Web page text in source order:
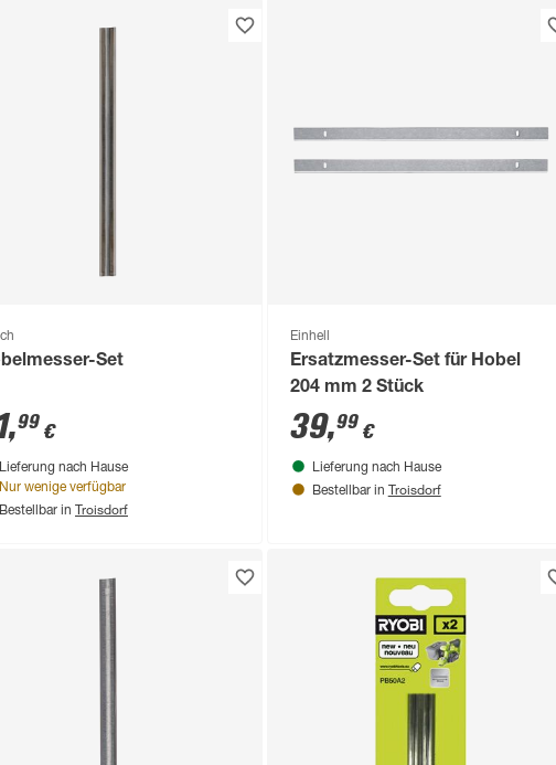
Set
,99 €
Lieferung nach Hause
Nur wenige verfügbar
Bestellbar in Troisdorf
Einhell
Ersatzmesser-Set für Hobel
204 mm 2 Stück
39,99€
Lieferung nach Hause
Bestellbar in Troisdorf